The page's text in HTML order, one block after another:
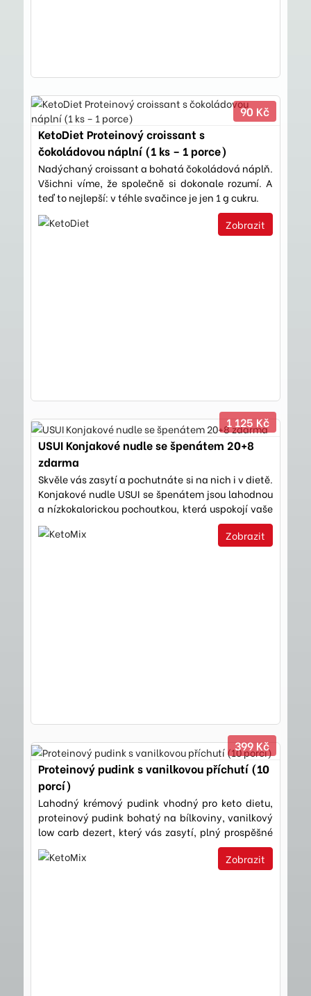
90 Kč
KetoDiet Proteinový croissant s
čokoládovou náplní (1 ks – 1 porce)
Nadýchaný croissant a bohatá čokoládová náplň.
Všichni víme, že společně si dokonale rozumí. A
teď to nejlepší: v téhle svačince je jen 1 g cukru.
Zobrazit
1 125 Kč
USUI Konjakové nudle se špenátem 20+8
zdarma
Skvěle vás zasytí a pochutnáte si na nich i v dietě.
Konjakové nudle USUI se špenátem jsou lahodnou
a nízkokalorickou pochoutkou, která uspokojí vaše
chutě a…
Zobrazit
399 Kč
Proteinový pudink s vanilkovou příchutí (10
porcí)
Lahodný krémový pudink vhodný pro keto dietu,
proteinový pudink bohatý na bílkoviny, vanilkový
low carb dezert, který vás zasytí, plný prospěšné
vlákniny,…
Zobrazit